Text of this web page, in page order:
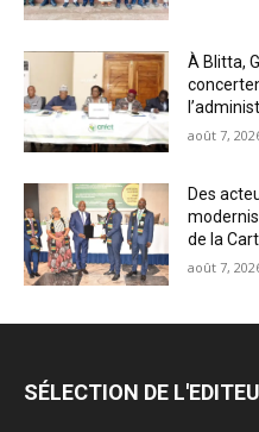
À Blitta,
août 7,
Des
de la
août 7,
SÉLECTION DE